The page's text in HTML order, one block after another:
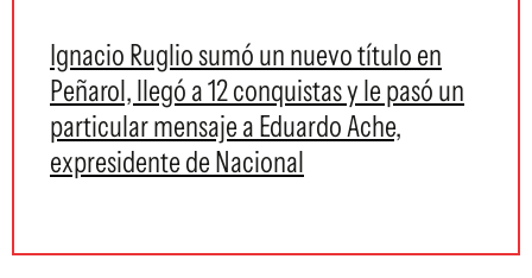
Ignacio Ruglio sumó un nuevo título en
Peñarol, llegó a 12 conquistas y le pasó un
particular mensaje a Eduardo Ache,
expresidente de Nacional